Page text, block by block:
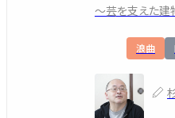
～芸を支えた
浪曲